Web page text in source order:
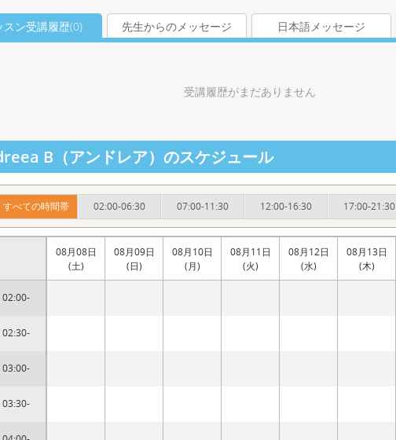
スン受講履歴(0) 先生からのメッセージ 日本語メッセージ
受講履歴がまだありません
B（アンドレア）のスケジュール
すべての時間帯 02:00-06:30 07:00-11:30 12:00-16:30 17:00-21:30
02:00-
02:30-
03:00-
03:30-
08月08日
(土)
08月09日
(日)
08月10日
(月)
08月11日
(火)
08月12日
(水)
08月13日
(木)